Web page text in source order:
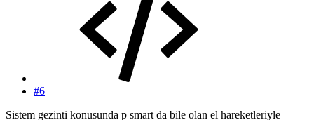
#6
Sistem gezinti konusunda p smart da bile olan el hareketleriyle